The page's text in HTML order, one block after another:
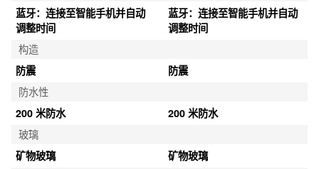
蓝牙：连接至智能手机并自动
调整时间
蓝牙：连接至智能手机并自动
调整时间
构造
防震
防震
防水性
200 米防水
200 米防水
玻璃
矿物玻璃
矿物玻璃